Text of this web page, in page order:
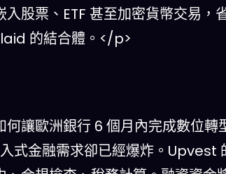
股票、ETF 甚至加密貨幣交易，
的結合體。</p>
讓歐洲銀行 6 個月內完成數位轉
式金融需求卻已經爆炸。Upvest